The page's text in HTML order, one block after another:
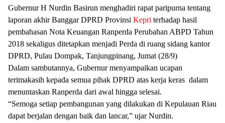
Gubernur H Nurdin Basirun menghadiri rapat paripurna tentang
laporan akhir Banggar DPRD Provinsi Kepri terhadap hasil
pembahasan Nota Keuangan Ranperda Perubahan ABPD Tahun
2018 sekaligus ditetapkan menjadi Perda di ruang sidang kantor
DPRD, Pulau Dompak, Tanjungpinang, Jumat (28/9)
Dalam sambutannya, Gubernur menyampaikan ucapan
terimakasih kepada semua pihak DPRD atas kerja keras dalam
menuntaskan Ranperda dari awal hingga selesai.
“Semoga setiap pembangunan yang dilakukan di Kepulauan Riau
dapat berjalan dengan baik dan lancar,” ujar Nurdin.